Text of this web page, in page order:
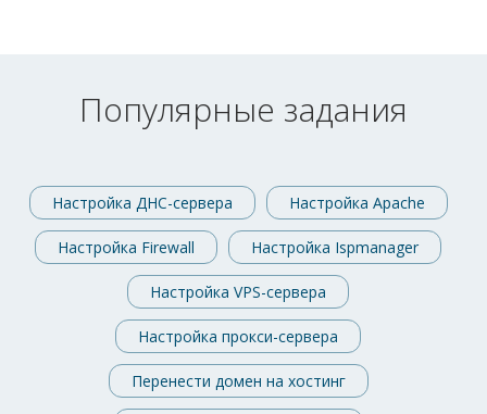
Популярные задания
Настройка ДНС-сервера Настройка Apache
Настройка Firewall Настройка Ispmanager
Настройка VPS-сервера
Настройка прокси-сервера
Перенести домен на хостинг